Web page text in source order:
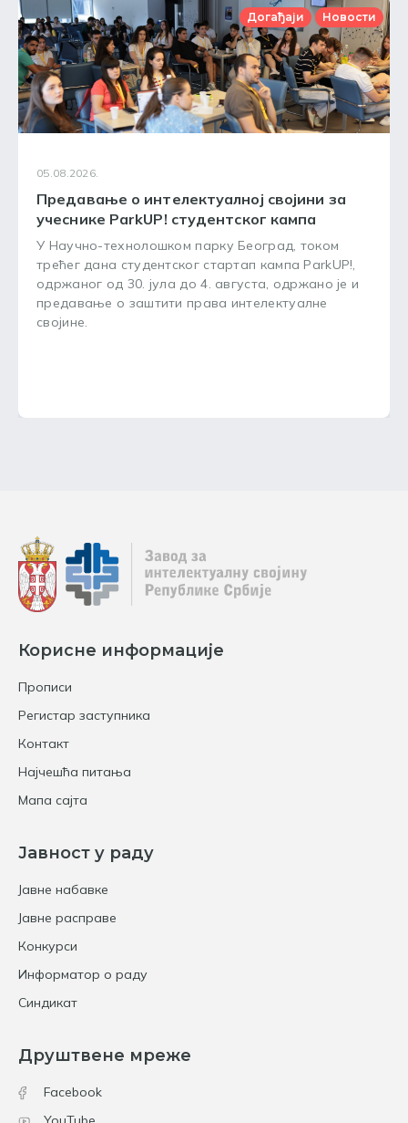
Догађаји Новости
05.08.2026.
Предавање о интелектуалној својини за
учеснике ParkUP! студентског кампа
У Научно-технолошком парку Београд, током
трећег дана студентског стартап кампа ParkUP!,
одржаног од 30. јула до 4. августа, одржано је и
предавање о заштити права интелектуалне
својине.
Корисне информације
Прописи
Регистар заступника
Контакт
Најчешћа питања
Мапа сајта
Јавност у раду
Јавне набавке
Јавне расправе
Конкурси
Информатор о раду
Синдикат
Друштвене мреже
Facebook